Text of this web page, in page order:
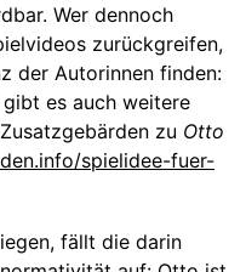
Wer dennoch
zurückgreifen,
der Autorinnen finden:
es auch weitere
zu Otto
spielidee-fuer-
fällt die darin